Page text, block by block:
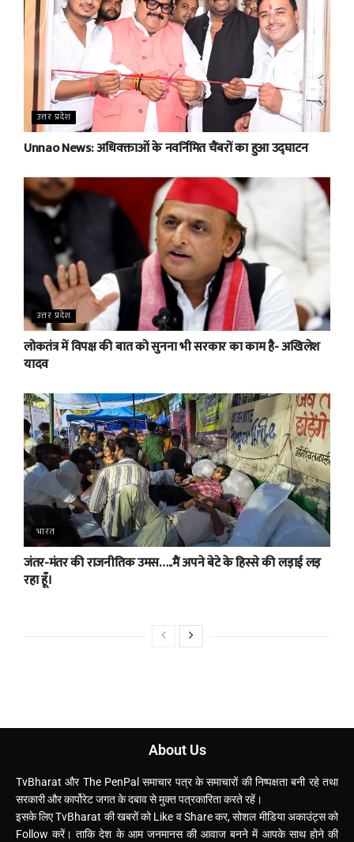
उत्तर प्रदेश
Unnao News: अधिवक्ताओं के नवर्निमित चैंबरों का हुआ उद्घाटन
उत्तर प्रदेश
लोकतंत्र में विपक्ष की बात को सुनना भी सरकार का काम है- अखिलेश
यादव
भारत
जंतर-मंतर की राजनीतिक उमस…..मैं अपने बेटे के हिस्से की लड़ाई लड़
रहा हूँ।
About Us
TvBharat और The PenPal समाचार पत्र के समाचारों की निष्पक्षता बनी रहे तथा
सरकारी और कार्पोरेट जगत के दबाव से मुक्त पत्रकारिता करते रहें।
इसके लिए TvBharat की खबरों को Like व Share कर, सोशल मीडिया अकाउंट्स को
Follow करें। ताकि देश के आम जनमानस की आवाज बनने में आपके साथ होने की